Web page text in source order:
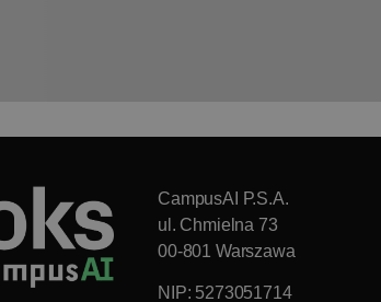
CampusAI P.S.A.
ul. Chmielna 73
00-801 Warszawa
NIP: 5273051714